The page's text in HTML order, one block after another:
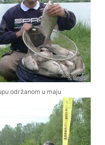
održanom u maju